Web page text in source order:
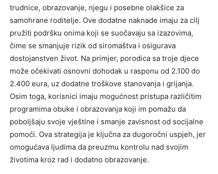
trudnice, obrazovanje, njegu i posebne olakšice za
samohrane roditelje. Ove dodatne naknade imaju za cilj
pružiti podršku onima koji se suočavaju sa izazovima,
čime se smanjuje rizik od siromaštva i osigurava
dostojanstven život. Na primjer, porodica sa troje djece
može očekivati osnovni dohodak u rasponu od 2.100 do
2.400 eura, uz dodatne troškove stanovanja i grijanja.
Osim toga, korisnici imaju mogućnost pristupa različitim
programima obuke i obrazovanja koji im pomažu da
poboljšaju svoje vještine i smanje zavisnost od socijalne
pomoći. Ova strategija je ključna za dugoročni uspjeh, jer
omogućava ljudima da preuzmu kontrolu nad svojim
životima kroz rad i dodatno obrazovanje.